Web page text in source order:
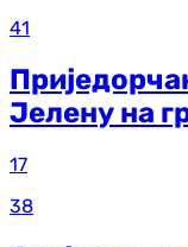
41
Јелену на
17
38